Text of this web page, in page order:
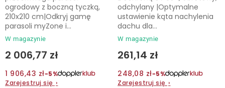
W magazynie
2 006,77 zł
1 906,43 zł−5%
Zarejestruj się ›
ogrodowy z boczną tyczką,
210x210 cm|Odkryj gamę
parasoli myZone i...
W magazynie
261,14 zł
248,08 zł−5%
Zarejestruj się ›
odchylany |Optymalne
ustawienie kąta nachylenia
dachu dla...